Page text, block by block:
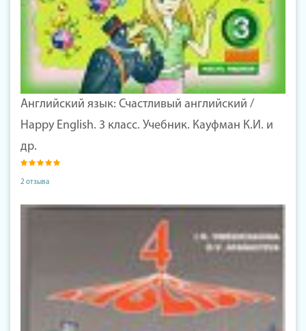
Английский язык: Счастливый английский /
Happy English. 3 класс. Учебник. Кауфман К.И. и
др.
2 отзыва